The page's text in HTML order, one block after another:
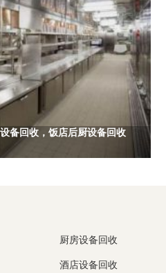
备回收，饭店后厨设备回收
厨房设备回收
酒店设备回收